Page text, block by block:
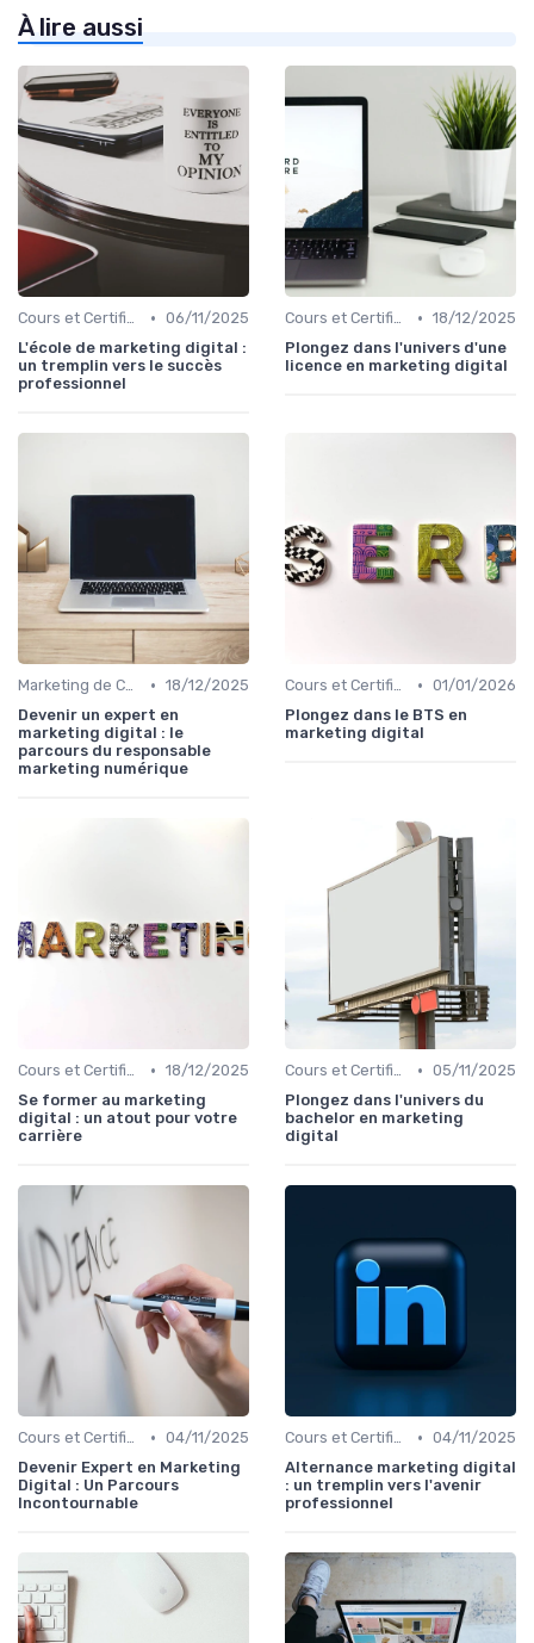
À lire aussi
Cours et Certifications en Marketing Digital • 06/11/2025
L'école de marketing digital :
un tremplin vers le succès
professionnel
Cours et Certifications en Marketing Digital • 18/12/2025
Plongez dans l'univers d'une
licence en marketing digital
Marketing de Contenu • 18/12/2025
Devenir un expert en
marketing digital : le
parcours du responsable
marketing numérique
Cours et Certifications en Marketing Digital • 01/01/2026
Plongez dans le BTS en
marketing digital
Cours et Certifications en Marketing Digital • 18/12/2025
Se former au marketing
digital : un atout pour votre
carrière
Cours et Certifications en Marketing Digital • 05/11/2025
Plongez dans l'univers du
bachelor en marketing
digital
Cours et Certifications en Marketing Digital • 04/11/2025
Devenir Expert en Marketing
Digital : Un Parcours
Incontournable
Cours et Certifications en Marketing Digital • 04/11/2025
Alternance marketing digital
: un tremplin vers l'avenir
professionnel